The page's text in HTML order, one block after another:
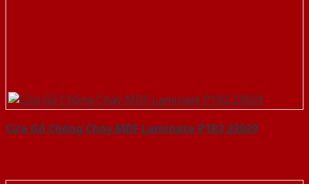
Cửa Gỗ Chống Cháy MDF Laminate P1R2 23029